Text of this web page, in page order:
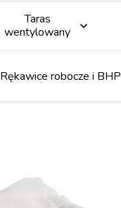
Taras
wentylowany

Rękawice robocze i BHP